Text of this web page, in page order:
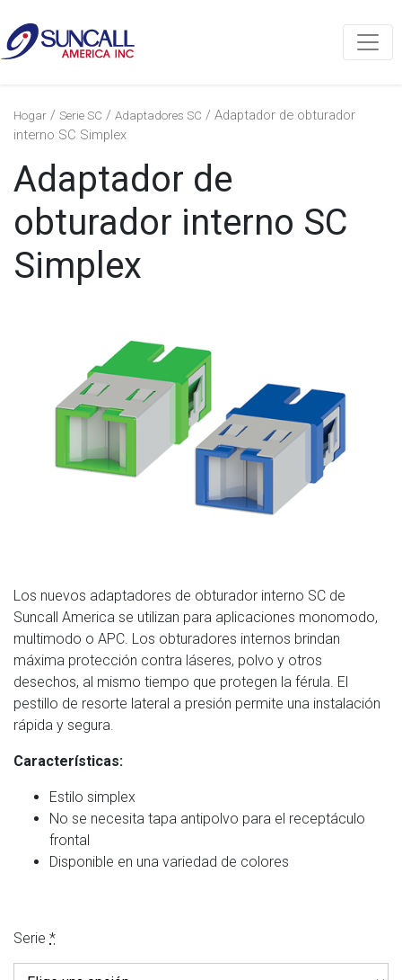
Hogar / Serie SC / Adaptadores SC / Adaptador de obturador
interno SC Simplex
Adaptador de
obturador interno SC
Simplex
Los nuevos adaptadores de obturador interno SC de
Suncall America se utilizan para aplicaciones monomodo,
multimodo o APC. Los obturadores internos brindan
máxima protección contra láseres, polvo y otros
desechos, al mismo tiempo que protegen la férula. El
pestillo de resorte lateral a presión permite una instalación
rápida y segura.
Características:
Estilo simplex
No se necesita tapa antipolvo para el receptáculo
frontal
Disponible en una variedad de colores
Serie *